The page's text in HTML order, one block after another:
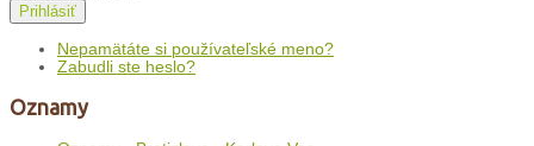
Prihlásiť
Nepamätáte si používateľské meno?
Zabudli ste heslo?
Oznamy